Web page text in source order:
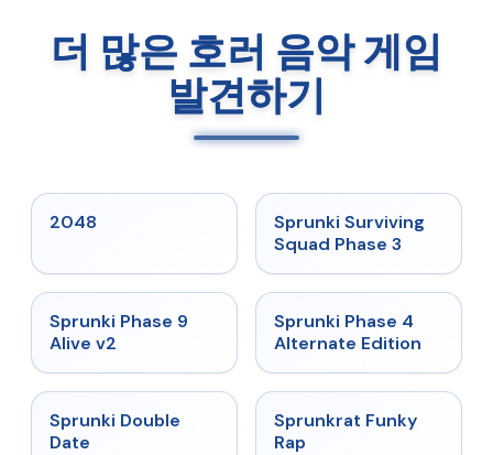
더 많은 호러 음악 게임
발견하기
2048 ★ 4.7
Sprunki Surviving
Squad Phase 3
★
Sprunki Phase 9
Alive v2
★
Sprunki Phase 4
Alternate Edition
★
Sprunki Double
Date
★ 4.7
Sprunkrat Funky
Rap